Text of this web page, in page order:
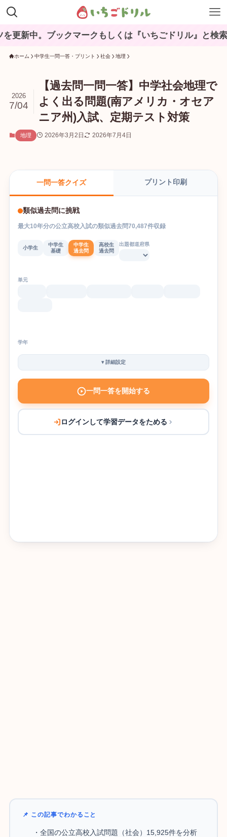
ックマークもしくは『いちごドリル』と検索してね♪
ホーム 中学生一問一答・プリント 社会 地理
【過去問一問一答】中学社会地理で
よく出る問題(南アメリカ・オセア
ニア州)入試、定期テスト対策
2026
7/04
地理 2026年3月2日 2026年7月4日
一問一答クイズ プリント印刷
類似過去問に挑戦
最大10年分の公立高校入試の類似過去問70,487件収録
小学生
中学生
基礎
中学生
過去問
高校生
過去問
出題都道府県
単元
学年
▾詳細設定
一問一答を開始する
ログインして学習データをためる
📌 この記事でわかること
・全国の公立高校入試問題（社会）15,925件を分析